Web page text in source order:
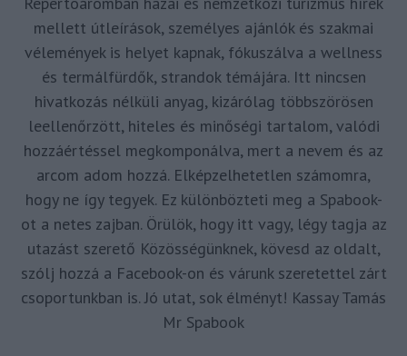
mellett útleírások, személyes ajánlók és szakmai
vélemények is helyet kapnak, fókuszálva a wellness
és termálfürdők, strandok témájára. Itt nincsen
hivatkozás nélküli anyag, kizárólag többszörösen
leellenőrzött, hiteles és minőségi tartalom, valódi
hozzáértéssel megkomponálva, mert a nevem és az
arcom adom hozzá. Elképzelhetetlen számomra,
hogy ne így tegyek. Ez különbözteti meg a Spabook-
ot a netes zajban. Örülök, hogy itt vagy, légy tagja az
utazást szerető Közösségünknek, kövesd az oldalt,
szólj hozzá a Facebook-on és várunk szeretettel zárt
csoportunkban is. Jó utat, sok élményt! Kassay Tamás
Mr Spabook